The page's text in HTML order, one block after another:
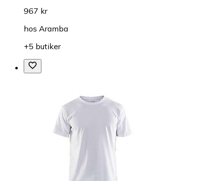
967 kr
hos Aramba
+5 butiker